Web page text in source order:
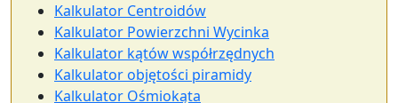
Kalkulator Centroidów
Kalkulator Powierzchni Wycinka
Kalkulator kątów współrzędnych
Kalkulator objętości piramidy
Kalkulator Ośmiokąta